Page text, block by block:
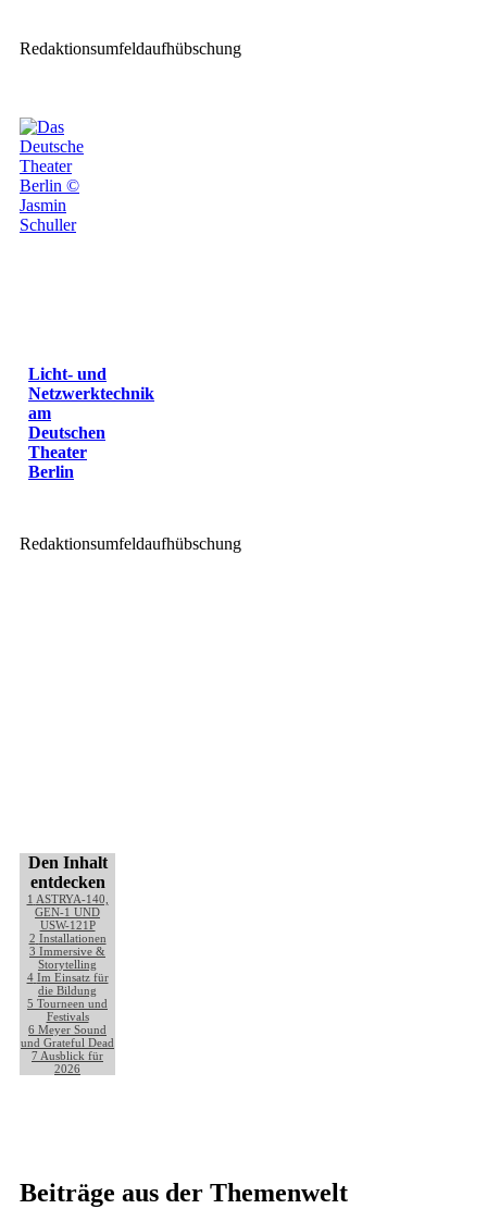
Redaktionsumfeldaufhübschung
Licht- und
Netzwerktechnik
am
Deutschen
Theater
Berlin
Redaktionsumfeldaufhübschung
Den Inhalt
entdecken
1 ASTRYA-140,
GEN-1 UND
USW-121P
2 Installationen
3 Immersive &
Storytelling
4 Im Einsatz für
die Bildung
5 Tourneen und
Festivals
6 Meyer Sound
und Grateful Dead
7 Ausblick für
2026
Beiträge aus der Themenwelt